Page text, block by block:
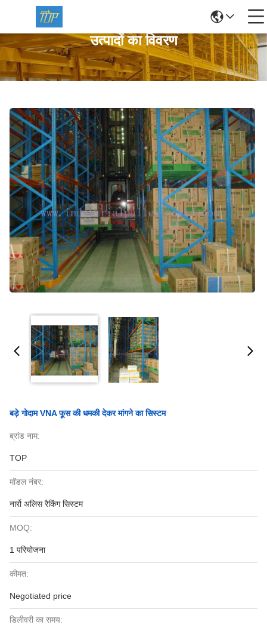
उत्पादों का विवरण
बड़े गोदाम VNA फूस की धमकी देकर मांगने का सिस्टम
ब्रांड नाम:
TOP
मॉडल नंबर:
नार्रो अलिस रैकिंग सिस्टम
MOQ:
1 परियोजना
कीमत:
Negotiated price
डिलीवरी का समय: